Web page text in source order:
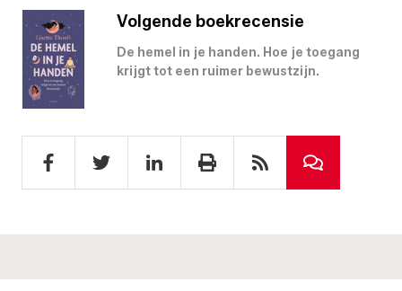
Volgende boekrecensie
De hemel in je handen. Hoe je toegang
krijgt tot een ruimer bewustzijn.